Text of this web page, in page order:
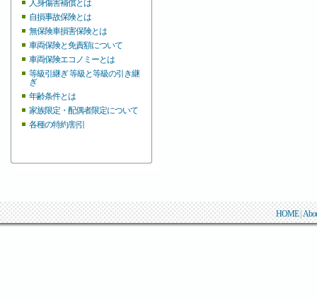
人身傷害補償とは
自損事故保険とは
無保険車損害保険とは
車両保険と免責額について
車両保険エコノミーとは
等級引継ぎ 等級と等級の引き継
ぎ
年齢条件とは
家族限定・配偶者限定について
各種の特約/割引
HOME|